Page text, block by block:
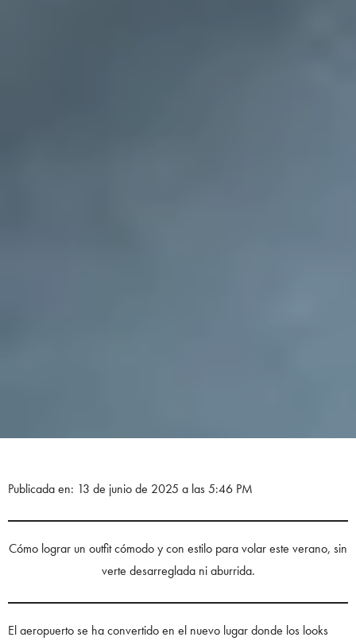
Publicada en: 13 de junio de 2025 a las 5:46 PM
Cómo lograr un outfit cómodo y con estilo para volar este verano, sin
verte desarreglada ni aburrida.
El aeropuerto se ha convertido en el nuevo lugar donde los looks